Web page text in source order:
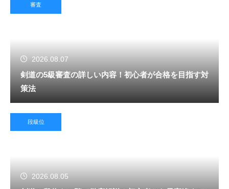
審査
2026.08.07
剣道の5級審査の詳しい内容！初心者が合格を目指す対
策法
段級位
2026.08.05